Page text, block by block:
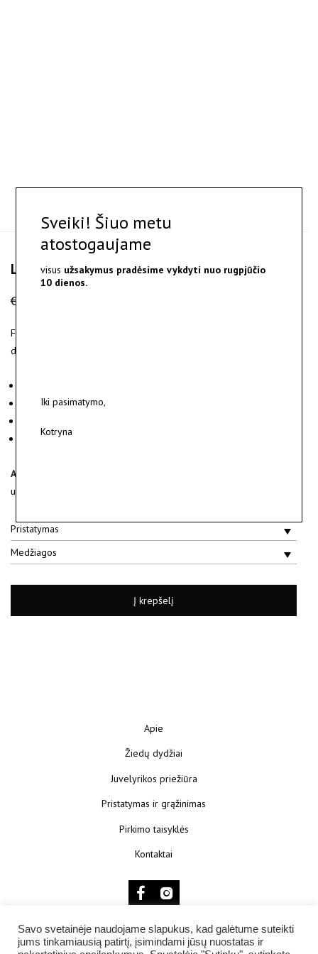
Liisan - sidabro ir aukso auskarai
€
Faktūruoto matinio sidabro auskarai su blizgiomis poliruoto aukso
detalėmis.
Svoris ~ 4 g.
Parduodami poroje.
Auskarai gaminami individualiai po pirkimo.
užtrukti iki 10 darbo dienų.
Pristatymas
Medžiagos
Į krepšelį
© 2025 KŪNOKŪNUI
Apie
Žiedų dydžiai
Juvelyrikos priežiūra
Pristatymas ir grąžinimas
Pirkimo taisyklės
Kontaktai
Savo svetainėje naudojame slapukus, kad galėtume suteikti
jums tinkamiausią patirtį, įsimindami jūsų nuostatas ir
Sveiki! Šiuo metu
atostogaujame
visus užsakymus pradėsime vykdyti nuo rugpjūčio
10 dienos.
Iki pasimatymo,
Kotryna